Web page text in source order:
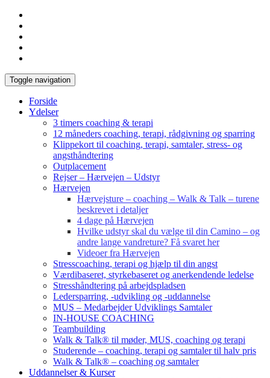
Toggle navigation
Forside
Ydelser
3 timers coaching & terapi
12 måneders coaching, terapi, rådgivning og sparring
Klippekort til coaching, terapi, samtaler, stress- og
angsthåndtering
Outplacement
Rejser – Hærvejen – Udstyr
Hærvejen
Hærvejsture – coaching – Walk & Talk – turene
beskrevet i detaljer
4 dage på Hærvejen
Hvilke udstyr skal du vælge til din Camino – og
andre lange vandreture? Få svaret her
Videoer fra Hærvejen
Stresscoaching, terapi og hjælp til din angst
Værdibaseret, styrkebaseret og anerkendende ledelse
Stresshåndtering på arbejdspladsen
Ledersparring, -udvikling og -uddannelse
MUS – Medarbejder Udviklings Samtaler
IN-HOUSE COACHING
Teambuilding
Walk & Talk® til møder, MUS, coaching og terapi
Studerende – coaching, terapi og samtaler til halv pris
Walk & Talk® – coaching og samtaler
Uddannelser & Kurser